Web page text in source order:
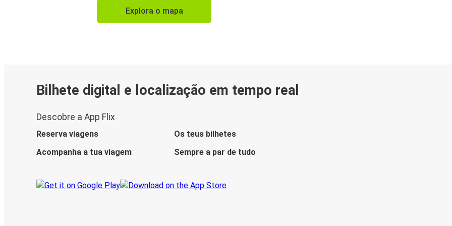
Explora o mapa
Bilhete digital e localização em tempo real
Descobre a App Flix
Reserva viagens
Os teus bilhetes
Acompanha a tua viagem
Sempre a par de tudo